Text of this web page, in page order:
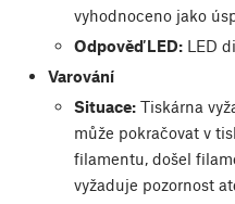
vyhodnoceno jako
Odpověď LED:LED
Varování
Situace:Tiskárna
může pokračovat v
filamentu, došel
vyžaduje pozornost